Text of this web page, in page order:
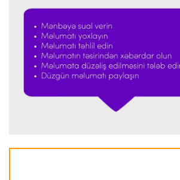
Formula-1 23:51 06.08.2026
"Antonelli çox etibarlı pilota çevrilib"
Formula-1 23:44 06.08.2026
"Antonelli mövsümün ən yaxşı